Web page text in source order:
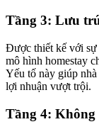
Tầng 3: Lưu
Được thiết kế với sự
mô hình homestay
Yếu tố này giúp
lợi nhuận vượt trội.
Tầng 4: Không